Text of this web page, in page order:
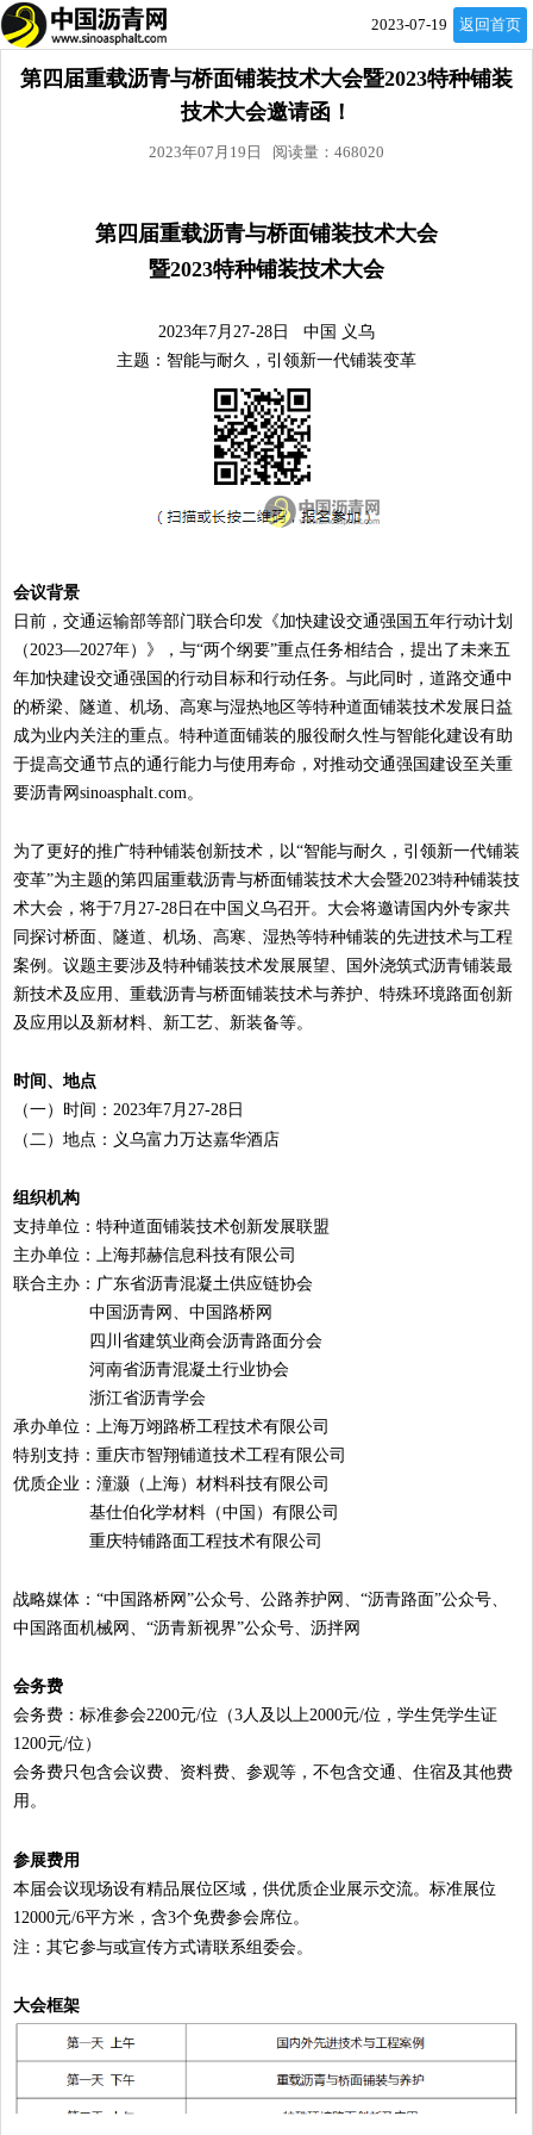
2023-07-19 返回首页
第四届重载沥青与桥面铺装技术大会暨2023特种铺装
技术大会邀请函！
2023年07月19日 阅读量：468020
第四届重载沥青与桥面铺装技术大会
暨2023特种铺装技术大会
2023年7月27-28日 中国 义乌
主题：智能与耐久，引领新一代铺装变革
会议背景
日前，交通运输部等部门联合印发《加快建设交通强国五年行动计划
（2023—2027年）》，与“两个纲要”重点任务相结合，提出了未来五
年加快建设交通强国的行动目标和行动任务。与此同时，道路交通中
的桥梁、隧道、机场、高寒与湿热地区等特种道面铺装技术发展日益
成为业内关注的重点。特种道面铺装的服役耐久性与智能化建设有助
于提高交通节点的通行能力与使用寿命，对推动交通强国建设至关重
要沥青网sinoasphalt.com。
为了更好的推广特种铺装创新技术，以“智能与耐久，引领新一代铺装
变革”为主题的第四届重载沥青与桥面铺装技术大会暨2023特种铺装技
术大会，将于7月27-28日在中国义乌召开。大会将邀请国内外专家共
同探讨桥面、隧道、机场、高寒、湿热等特种铺装的先进技术与工程
案例。议题主要涉及特种铺装技术发展展望、国外浇筑式沥青铺装最
新技术及应用、重载沥青与桥面铺装技术与养护、特殊环境路面创新
及应用以及新材料、新工艺、新装备等。
时间、地点
（一）时间：2023年7月27-28日
（二）地点：义乌富力万达嘉华酒店
组织机构
支持单位：特种道面铺装技术创新发展联盟
主办单位：上海邦赫信息科技有限公司
联合主办：广东省沥青混凝土供应链协会
中国沥青网、中国路桥网
四川省建筑业商会沥青路面分会
河南省沥青混凝土行业协会
浙江省沥青学会
承办单位：上海万翊路桥工程技术有限公司
特别支持：重庆市智翔铺道技术工程有限公司
优质企业：潼灏（上海）材料科技有限公司
基仕伯化学材料（中国）有限公司
重庆特铺路面工程技术有限公司
战略媒体：“中国路桥网”公众号、公路养护网、“沥青路面”公众号、
中国路面机械网、“沥青新视界”公众号、沥拌网
会务费
会务费：标准参会2200元/位（3人及以上2000元/位，学生凭学生证
1200元/位）
会务费只包含会议费、资料费、参观等，不包含交通、住宿及其他费
用。
参展费用
本届会议现场设有精品展位区域，供优质企业展示交流。标准展位
12000元/6平方米，含3个免费参会席位。
注：其它参与或宣传方式请联系组委会。
大会框架